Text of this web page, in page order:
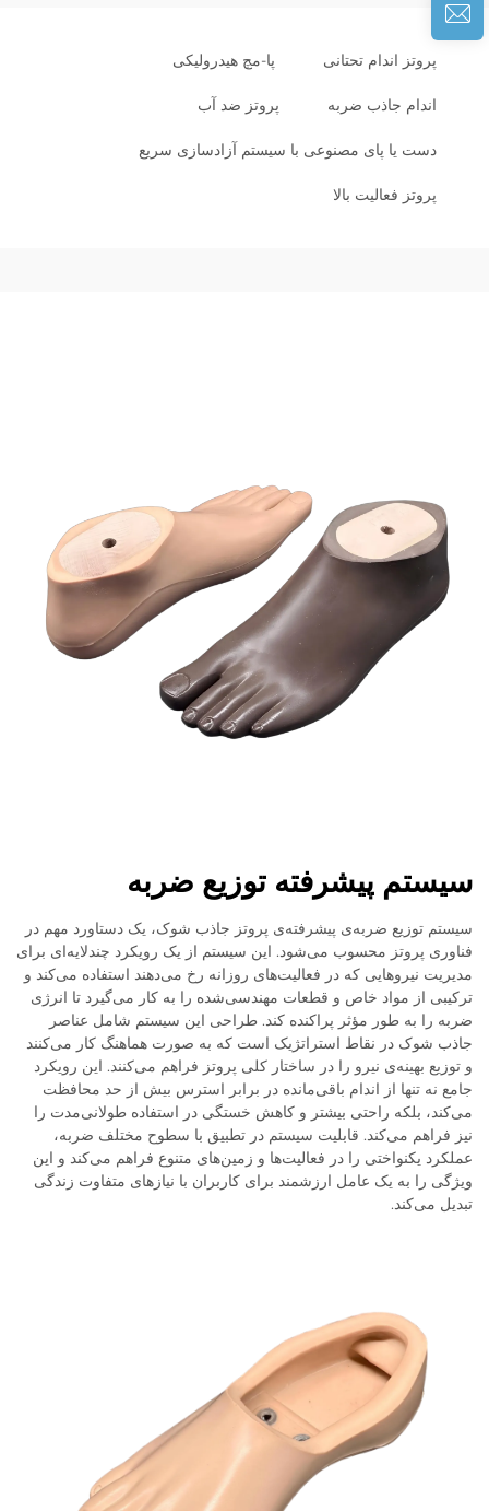
پروتز اندام تحتانی پا-مچ هیدرولیکی
اندام جاذب ضربه پروتز ضد آب
دست یا پای مصنوعی با سیستم آزادسازی سریع
پروتز فعالیت بالا
سیستم پیشرفته توزیع ضربه
سیستم توزیع ضربه‌ی پیشرفته‌ی پروتز جاذب شوک، یک دستاورد مهم در
فناوری پروتز محسوب می‌شود. این سیستم از یک رویکرد چندلایه‌ای برای
مدیریت نیروهایی که در فعالیت‌های روزانه رخ می‌دهند استفاده می‌کند و
ترکیبی از مواد خاص و قطعات مهندسی‌شده را به کار می‌گیرد تا انرژی
ضربه را به طور مؤثر پراکنده کند. طراحی این سیستم شامل عناصر
جاذب شوک در نقاط استراتژیک است که به صورت هماهنگ کار می‌کنند
و توزیع بهینه‌ی نیرو را در ساختار کلی پروتز فراهم می‌کنند. این رویکرد
جامع نه تنها از اندام باقی‌مانده در برابر استرس بیش از حد محافظت
می‌کند، بلکه راحتی بیشتر و کاهش خستگی در استفاده طولانی‌مدت را
نیز فراهم می‌کند. قابلیت سیستم در تطبیق با سطوح مختلف ضربه،
عملکرد یکنواختی را در فعالیت‌ها و زمین‌های متنوع فراهم می‌کند و این
ویژگی را به یک عامل ارزشمند برای کاربران با نیازهای متفاوت زندگی
تبدیل می‌کند.